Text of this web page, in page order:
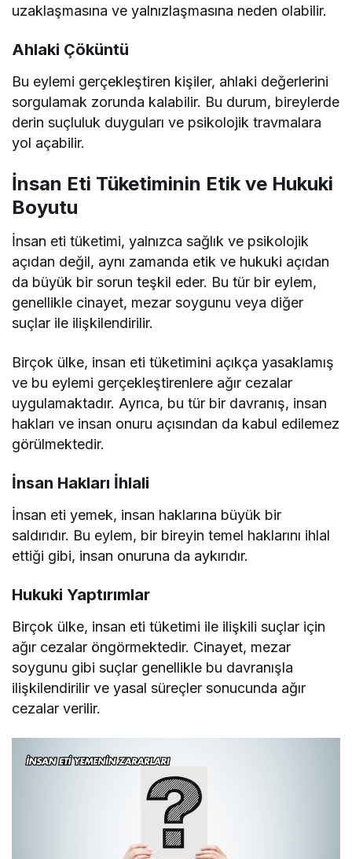
uzaklaşmasına ve yalnızlaşmasına neden olabilir.
Ahlaki Çöküntü
Bu eylemi gerçekleştiren kişiler, ahlaki değerlerini
sorgulamak zorunda kalabilir. Bu durum, bireylerde
derin suçluluk duyguları ve psikolojik travmalara
yol açabilir.
İnsan Eti Tüketiminin Etik ve Hukuki
Boyutu
İnsan eti tüketimi, yalnızca sağlık ve psikolojik
açıdan değil, aynı zamanda etik ve hukuki açıdan
da büyük bir sorun teşkil eder. Bu tür bir eylem,
genellikle cinayet, mezar soygunu veya diğer
suçlar ile ilişkilendirilir.
Birçok ülke, insan eti tüketimini açıkça yasaklamış
ve bu eylemi gerçekleştirenlere ağır cezalar
uygulamaktadır. Ayrıca, bu tür bir davranış, insan
hakları ve insan onuru açısından da kabul edilemez
görülmektedir.
İnsan Hakları İhlali
İnsan eti yemek, insan haklarına büyük bir
saldırıdır. Bu eylem, bir bireyin temel haklarını ihlal
ettiği gibi, insan onuruna da aykırıdır.
Hukuki Yaptırımlar
Birçok ülke, insan eti tüketimi ile ilişkili suçlar için
ağır cezalar öngörmektedir. Cinayet, mezar
soygunu gibi suçlar genellikle bu davranışla
ilişkilendirilir ve yasal süreçler sonucunda ağır
cezalar verilir.